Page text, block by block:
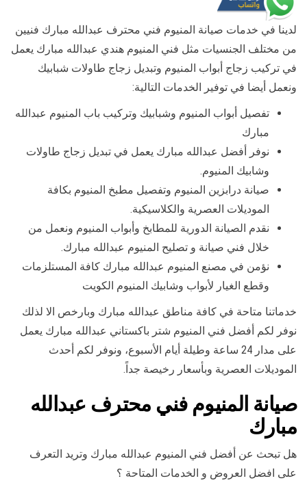
لدينا في خدمات صيانة المنيوم فني محترف عبدالله مبارك فنيين
من مختلف الجنسيات مثل فني المنيوم هندي عبدالله مبارك يعمل
في تركيب زجاج أبواب المنيوم وتبديل زجاج طاولات شبابيك
ونعمل أيضا في توفير الخدمات التالية:
تفصيل أبواب المنيوم وشبابيك وتركيب باب المنيوم عبدالله
مبارك
نوفر أفضل عبدالله مبارك يعمل في تبديل زجاج طاولات
وشابيك المنيوم.
صيانة درابزين المنيوم وتفصيل مطبخ المنيوم بكافة
الموديلات العصرية والكلاسيكية.
نقدم الصيانة الدورية للمطابخ وأبواب المنيوم ونعمل من
خلال فني صيانة و تصليح المنيوم عبدالله مبارك.
نؤمن في مصنع المنيوم عبدالله مبارك كافة المستلزمات
وقطع الغيار لأبواب وشابيك المنيوم الكويت
خدماتنا متاحة في كافة مناطق عبدالله مبارك وبارخص الا لذلك
نوفر لكم أفضل فني المنيوم شتر باكستاني عبدالله مبارك يعمل
على مدار 24 ساعة وطيلة أيام الأسبوع، ونوفر لكم أحدث
الموديلات العصرية وبأسعار رخيصة جداً.
صيانة المنيوم فني محترف عبدالله
مبارك
هل تبحث عن أفضل فني المنيوم عبدالله مبارك وتريد التعرف
على افضل العروض و الخدمات المتاحة ؟